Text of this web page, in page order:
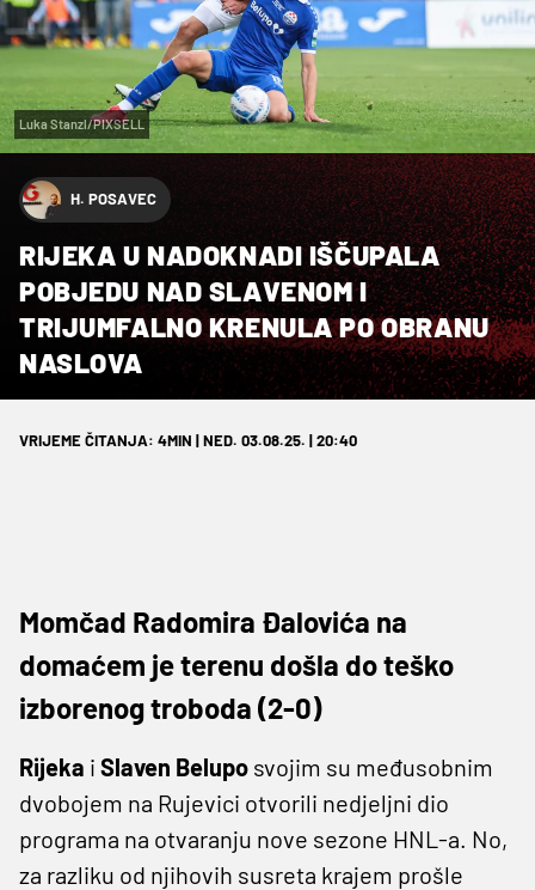
Luka Stanzl/PIXSELL
H. POSAVEC
RIJEKA U NADOKNADI IŠČUPALA
POBJEDU NAD SLAVENOM I
TRIJUMFALNO KRENULA PO OBRANU
NASLOVA
VRIJEME ČITANJA: 4MIN | NED. 03.08.25. | 20:40
Momčad Radomira Đalovića na
domaćem je terenu došla do teško
izborenog troboda (2-0)
Rijeka i Slaven Belupo svojim su međusobnim
dvobojem na Rujevici otvorili nedjeljni dio
programa na otvaranju nove sezone HNL-a. No,
za razliku od njihovih susreta krajem prošle